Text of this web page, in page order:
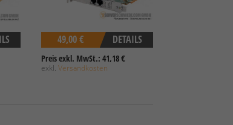
DETAILS
49,00 €
Preis exkl. MwSt.: 41,18 €
exkl. Versandkosten